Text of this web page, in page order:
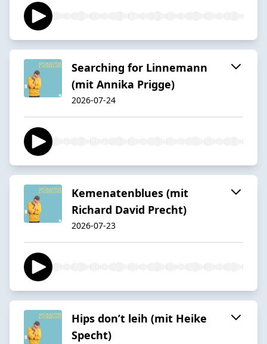
Searching for Linnemann
(mit Annika Prigge)
2026-07-24
Kemenatenblues (mit
Richard David Precht)
2026-07-23
Hips don’t leih (mit Heike
Specht)